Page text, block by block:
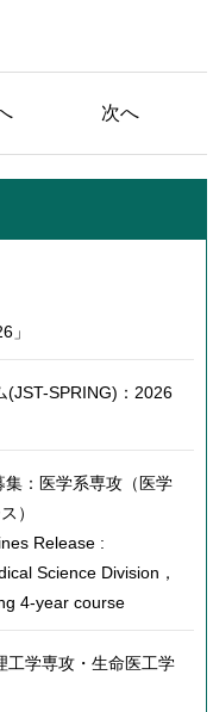
次へ
」
(JST-SPRING)：2026
：医学系専攻（医学
）
Release :
Science Division，
4-year course
工学専攻・生命医工学